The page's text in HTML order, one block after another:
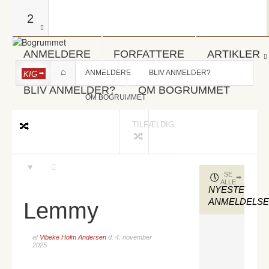
2
ANMELDERE FORFATTERE ARTIKLER
BLIV ANMELDER? OM BOGRUMMET
KIG ANMELDERE BLIV ANMELDER?
OM BOGRUMMET
TILFÆLDIG
Lemmy
af Vibeke Holm Andersen d. 4. november
2025
NYESTE
SE
ALLE